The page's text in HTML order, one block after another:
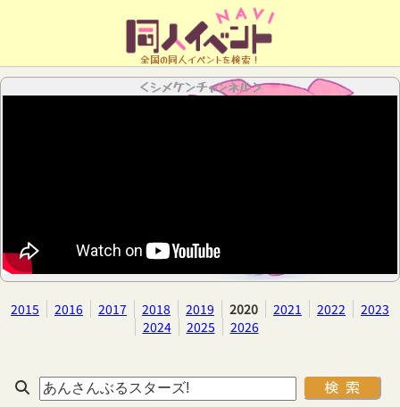
全国の同人イベントを検索！
＜シメケンチャンネル＞
2015 2016 2017 2018 2019 2020 2021 2022
2023
2024
2025 2026